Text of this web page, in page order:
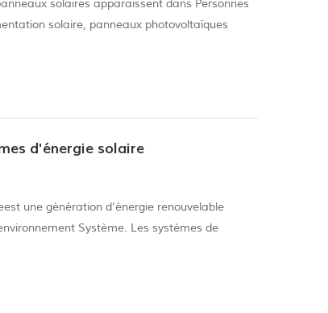
solaires apparaissent dans Personnes
solaire, panneaux photovoltaïques
aussi longtemps que celle-ci sont exposés
simplement trop pratique pour le pouvoir
d'énergie solaire
une génération d'énergie renouvelable
Système. Les systèmes de
en off-grille Systèmes de production
de production d'électricité et